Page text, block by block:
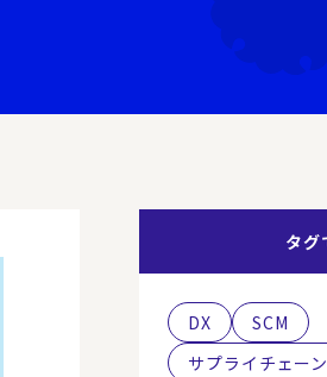
物流改革
ヒューマンリ
ビジネスプ
【特集】会計システム刷新
グループ会社
グローバルネット
タグ
DX
SCM
サプライチェー